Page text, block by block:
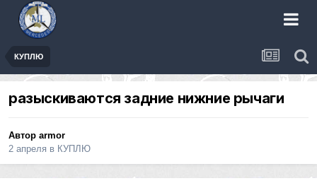
КУПЛЮ
разыскиваются задние нижние рычаги
Автор armor
2 апреля в КУПЛЮ